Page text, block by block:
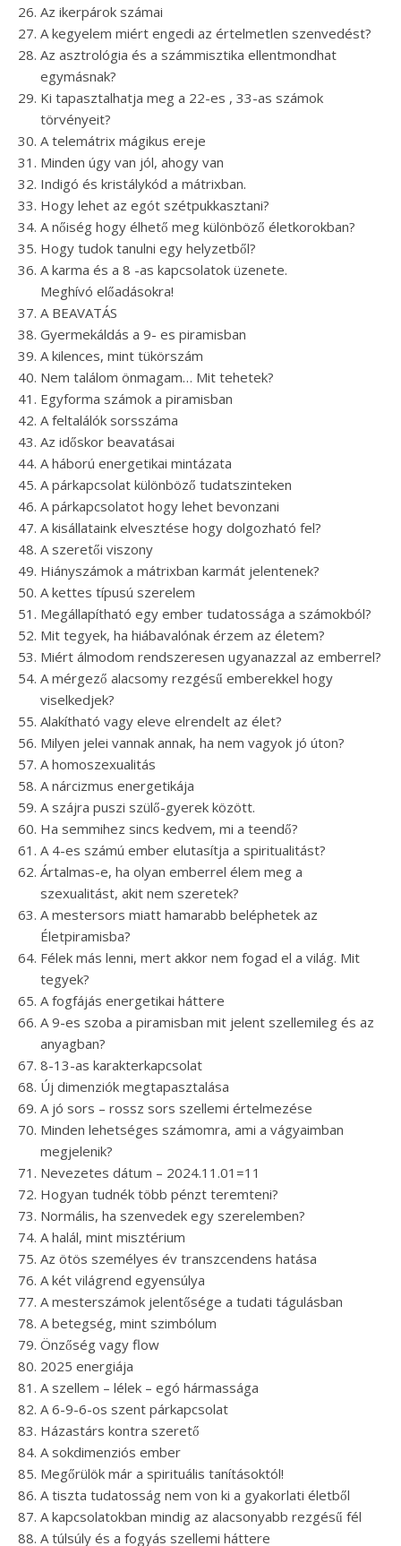
Az ikerpárok számai
A kegyelem miért engedi az értelmetlen szenvedést?
Az asztrológia és a számmisztika ellentmondhat
egymásnak?
Ki tapasztalhatja meg a 22-es , 33-as számok
törvényeit?
A telemátrix mágikus ereje
Minden úgy van jól, ahogy van
Indigó és kristálykód a mátrixban.
Hogy lehet az egót szétpukkasztani?
A nőiség hogy élhető meg különböző életkorokban?
Hogy tudok tanulni egy helyzetből?
A karma és a 8 -as kapcsolatok üzenete.
Meghívó előadásokra!
A BEAVATÁS
Gyermekáldás a 9- es piramisban
A kilences, mint tükörszám
Nem találom önmagam… Mit tehetek?
Egyforma számok a piramisban
A feltalálók sorsszáma
Az időskor beavatásai
A háború energetikai mintázata
A párkapcsolat különböző tudatszinteken
A párkapcsolatot hogy lehet bevonzani
A kisállataink elvesztése hogy dolgozható fel?
A szeretői viszony
Hiányszámok a mátrixban karmát jelentenek?
A kettes típusú szerelem
Megállapítható egy ember tudatossága a számokból?
Mit tegyek, ha hiábavalónak érzem az életem?
Miért álmodom rendszeresen ugyanazzal az emberrel?
A mérgező alacsomy rezgésű emberekkel hogy
viselkedjek?
Alakítható vagy eleve elrendelt az élet?
Milyen jelei vannak annak, ha nem vagyok jó úton?
A homoszexualitás
A nárcizmus energetikája
A szájra puszi szülő-gyerek között.
Ha semmihez sincs kedvem, mi a teendő?
A 4-es számú ember elutasítja a spiritualitást?
Ártalmas-e, ha olyan emberrel élem meg a
szexualitást, akit nem szeretek?
A mestersors miatt hamarabb beléphetek az
Életpiramisba?
Félek más lenni, mert akkor nem fogad el a világ. Mit
tegyek?
A fogfájás energetikai háttere
A 9-es szoba a piramisban mit jelent szellemileg és az
anyagban?
8-13-as karakterkapcsolat
Új dimenziók megtapasztalása
A jó sors – rossz sors szellemi értelmezése
Minden lehetséges számomra, ami a vágyaimban
megjelenik?
Nevezetes dátum – 2024.11.01=11
Hogyan tudnék több pénzt teremteni?
Normális, ha szenvedek egy szerelemben?
A halál, mint misztérium
Az ötös személyes év transzcendens hatása
A két világrend egyensúlya
A mesterszámok jelentősége a tudati tágulásban
A betegség, mint szimbólum
Önzőség vagy flow
2025 energiája
A szellem – lélek – egó hármassága
A 6-9-6-os szent párkapcsolat
Házastárs kontra szerető
A sokdimenziós ember
Megőrülök már a spirituális tanításoktól!
A tiszta tudatosság nem von ki a gyakorlati életből
A kapcsolatokban mindig az alacsonyabb rezgésű fél
A túlsúly és a fogyás szellemi háttere